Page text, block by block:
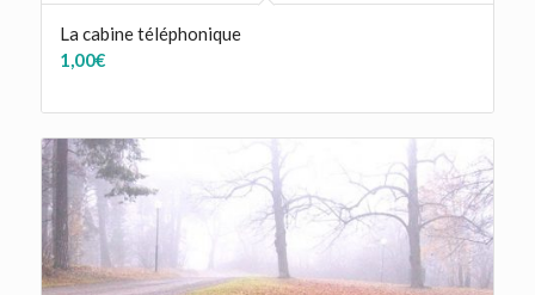
La cabine téléphonique
1,00€